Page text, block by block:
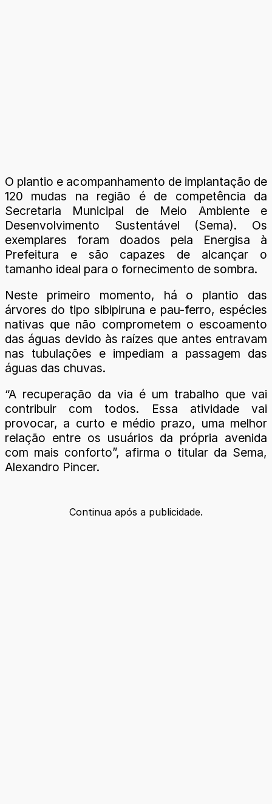
O plantio e acompanhamento de implantação de
120 mudas na região é de competência da
Secretaria Municipal de Meio Ambiente e
Desenvolvimento Sustentável (Sema). Os
exemplares foram doados pela Energisa à
Prefeitura e são capazes de alcançar o
tamanho ideal para o fornecimento de sombra.
Neste primeiro momento, há o plantio das
árvores do tipo sibipiruna e pau-ferro, espécies
nativas que não comprometem o escoamento
das águas devido às raízes que antes entravam
nas tubulações e impediam a passagem das
águas das chuvas.
“A recuperação da via é um trabalho que vai
contribuir com todos. Essa atividade vai
provocar, a curto e médio prazo, uma melhor
relação entre os usuários da própria avenida
com mais conforto”, afirma o titular da Sema,
Alexandro Pincer.
Continua após a publicidade.